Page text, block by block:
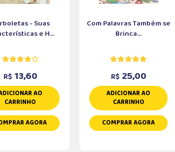
- Suas
e H...
R$ 13,60
AO
CARRINHO
AGORA
Com Palavras Também se
Brinca...
R$ 25,00
ADICIONAR AO
CARRINHO
COMPRAR AGORA